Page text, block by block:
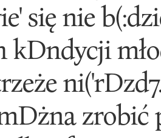
się nie
kDndycji
zrobić